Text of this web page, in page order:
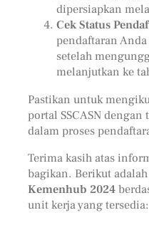
dipersiapkan
Cek Status
pendaftaran
setelah
melanjutkan ke
Pastikan untuk
portal SSCASN
dalam proses
Terima kasih atas
bagikan. Berikut adalah
Kemenhub 2024
unit kerja yang tersedia: